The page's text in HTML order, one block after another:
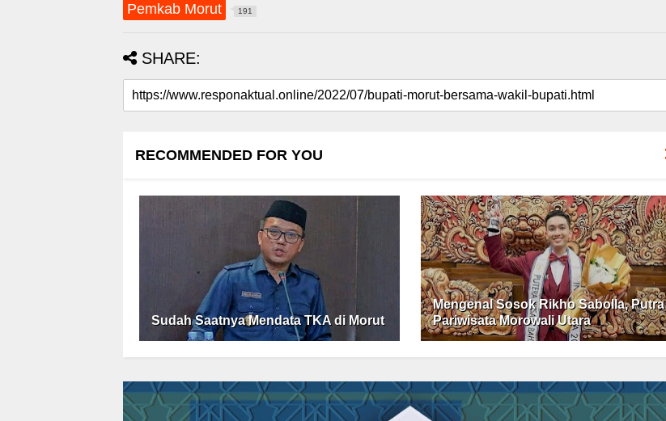
Pemkab Morut 191
SHARE:
RECOMMENDED FOR YOU
Sudah Saatnya Mendata TKA di Morut
Mengenal Sosok Rikho Sabolla, Putra
Pariwisata Morowali Utara